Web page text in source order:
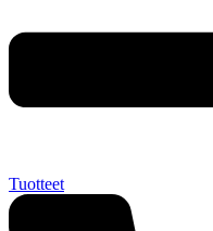
Tuotteet